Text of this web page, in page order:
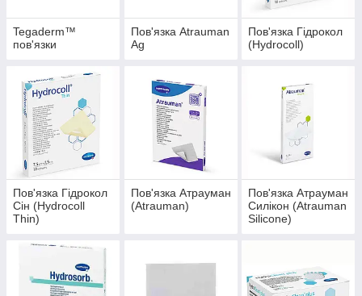
Tegaderm™
пов'язки
Пов'язка Atrauman
Ag
Пов'язка Гідрокол
(Hydrocoll)
Пов'язка Гідрокол
Сін (Hydrocoll
Thin)
Пов'язка Атрауман
(Atrauman)
Пов'язка Атрауман
Силікон (Atrauman
Silicone)